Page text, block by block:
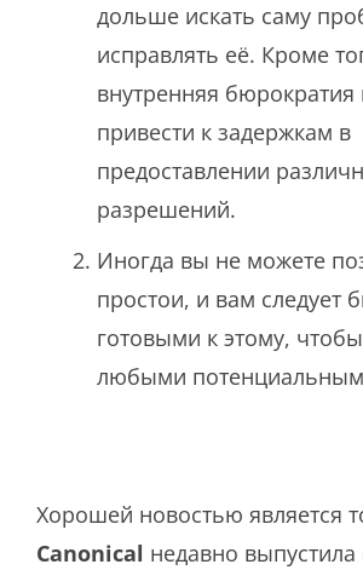
дольше искать саму
исправлять её. Кроме
внутренняя
привести к задержкам в
предоставлении
разрешений.
Иногда вы не можете
простои, и вам следует
готовыми к этому,
любыми
Хорошей новостью является
Canonical недавно выпустила